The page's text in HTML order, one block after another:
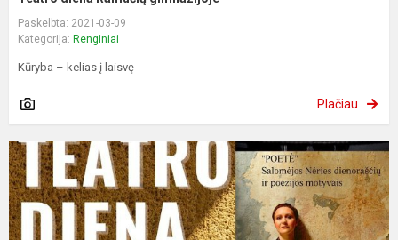
Paskelbta: 2021-03-09
Kategorija: Renginiai
Kūryba – kelias į laisvę
Plačiau